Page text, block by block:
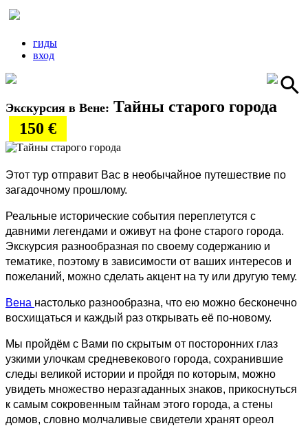
гиды
вход
Экскурсия в Вене: Тайны старого города
150 €
Этот тур отправит Вас в необычайное путешествие по
загадочному прошлому.
Реальные исторические события переплетутся с
давними легендами и оживут на фоне старого города.
Экскурсия разнообразная по своему содержанию и
тематике, поэтому в зависимости от ваших интересов и
пожеланий, можно сделать акцент на ту или другую тему.
Вена настолько разнообразна, что ею можно бесконечно
восхищаться и каждый раз открывать её по-новому.
Мы пройдём с Вами по скрытым от посторонних глаз
узкими улочкам средневекового города, сохранившие
следы великой истории и пройдя по которым, можно
увидеть множество неразгаданных знаков, прикоснуться
к самым сокровенным тайнам этого города, а стены
домов, словно молчаливые свидетели хранят ореол